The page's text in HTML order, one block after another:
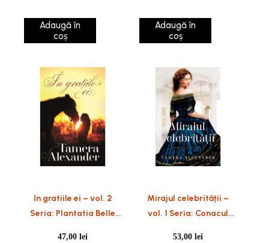
Adaugă în
coș
Adaugă în
coș
In gratiile ei – vol. 2
Seria: Plantatia Belle
47,00lei
Mirajul celebrității –
vol. 1 Seria: Conacul
53,00lei